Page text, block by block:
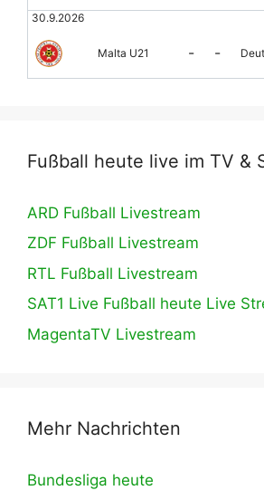
30.9.2026
Malta U21 - -
Fußball heute live im TV &
ARD Fußball Livestream
ZDF Fußball Livestream
RTL Fußball Livestream
SAT1 Live Fußball heute Live
MagentaTV Livestream
Mehr Nachrichten
Bundesliga heute